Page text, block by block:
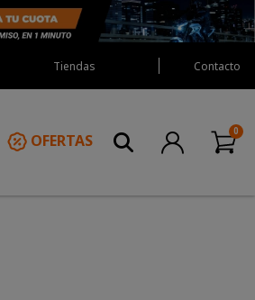
Tiendas Contacto
OFERTAS